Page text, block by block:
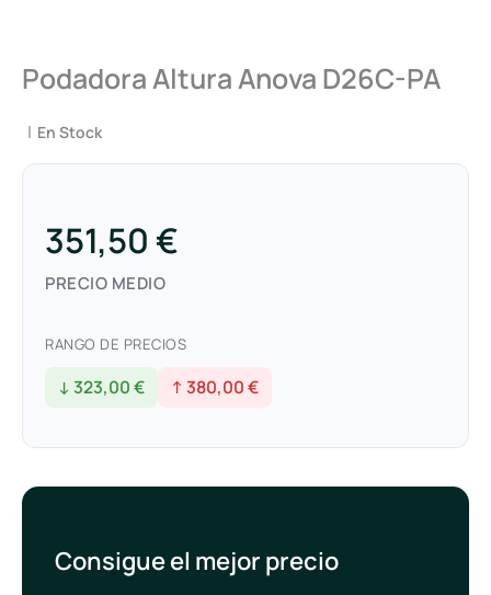
Podadora Altura Anova D26C-PA
| En Stock
351,50 €
PRECIO MEDIO
RANGO DE PRECIOS
↓ 323,00 € ↑ 380,00 €
Consigue el mejor precio